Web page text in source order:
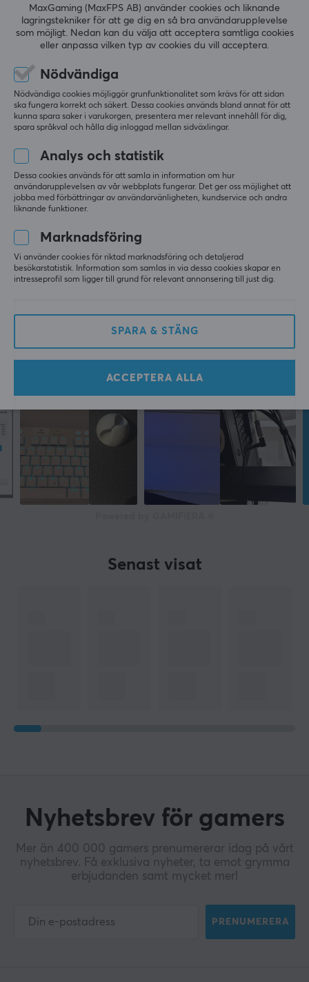
0.0
5
0%
4
0%
3
0%
LÄMNA RECENSION
Mer från vårt Community
Senast visat
Nyhetsbrev för gamers
Mer än 400 000 gamers prenumererar idag på vårt
nyhetsbrev. Få exklusiva nyheter, ta emot grymma
erbjudanden samt mycket mer!
PRENUMERERA
MaxGaming (MaxFPS AB) använder cookies och liknande
lagringstekniker för att ge dig en så bra användarupplevelse
som möjligt. Nedan kan du välja att acceptera samtliga cookies
eller anpassa vilken typ av cookies du vill acceptera.
Nödvändiga
Nödvändiga cookies möjliggör grunfunktionalitet som krävs för att sidan
ska fungera korrekt och säkert. Dessa cookies används bland annat för att
kunna spara saker i varukorgen, presentera mer relevant innehåll för dig,
spara språkval och hålla dig inloggad mellan sidväxlingar.
Analys och statistik
Dessa cookies används för att samla in information om hur
användarupplevelsen av vår webbplats fungerar. Det ger oss möjlighet att
jobba med förbättringar av användarvänligheten, kundservice och andra
liknande funktioner.
Marknadsföring
Vi använder cookies för riktad marknadsföring och detaljerad
besökarstatistik. Information som samlas in via dessa cookies skapar en
intresseprofil som ligger till grund för relevant annonsering till just dig.
SPARA & STÄNG
ACCEPTERA ALLA